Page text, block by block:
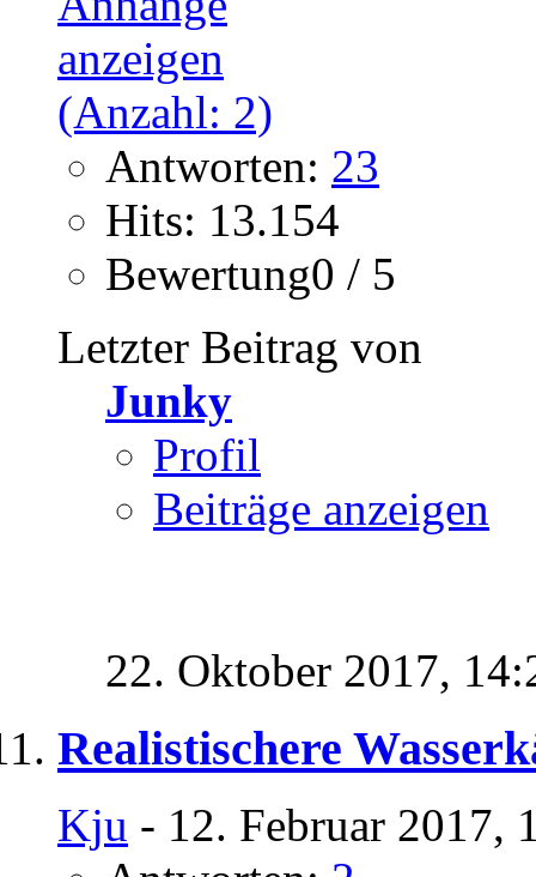
Antworten: 23
Hits: 13.154
Bewertung0 / 5
Letzter Beitrag von
Junky
Profil
Beiträge anzeigen
22. Oktober 2017,
Realistischere
Kju - 12. Februar 2017,